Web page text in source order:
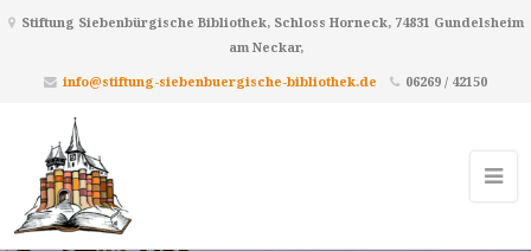
Stiftung Siebenbürgische Bibliothek, Schloss Horneck, 74831 Gundelsheim
am Neckar,
info@stiftung-siebenbuergische-bibliothek.de
06269 / 42150